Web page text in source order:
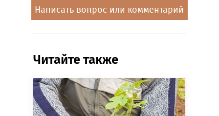
Написать вопрос или комментарий
Читайте также